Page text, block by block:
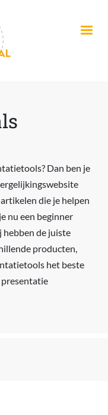
Dan ben je
die je helpen
nu een beginner
hebben de juiste
producten,
het beste
presentatie